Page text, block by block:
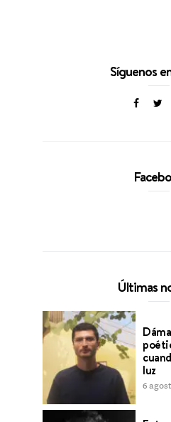
Síguenos
Últimas
luz
6